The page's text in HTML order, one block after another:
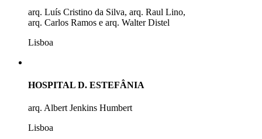
arq. Luís Cristino da Silva, arq. Raul Lino,
arq. Carlos Ramos e arq. Walter Distel
Lisboa
HOSPITAL D. ESTEFÂNIA
arq. Albert Jenkins Humbert
Lisboa